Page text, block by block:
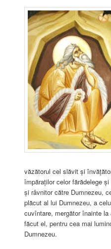
văzătorul cel slăvit și
împăraților celor fărădelege
și râvnitor către Dumnezeu,
plăcut al lui Dumnezeu, a
cuvîntare, mergător înainte
făcut el, pentru cea mai
Dumnezeu.